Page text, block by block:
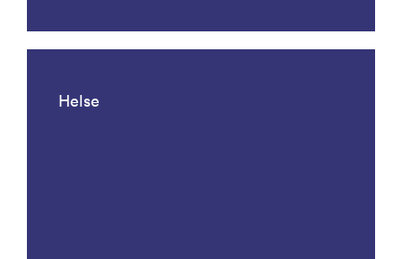
Helse